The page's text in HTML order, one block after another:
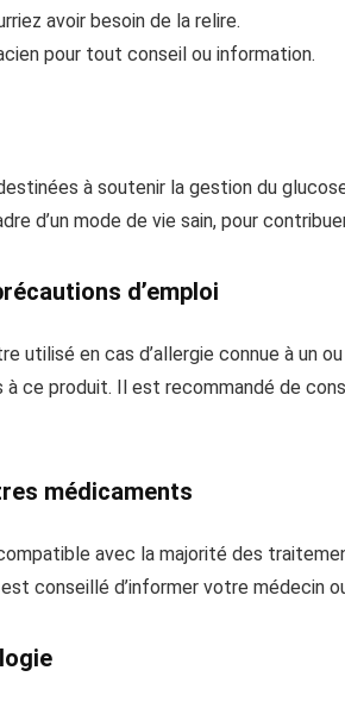
avoir besoin de la relire.
pour tout conseil ou information.
à soutenir la gestion du
d’un mode de vie sain, pour
d’emploi
utilisé en cas d’allergie connue à un
ce produit. Il est recommandé de
médicaments
compatible avec la majorité des
conseillé d’informer votre